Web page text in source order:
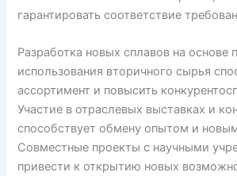
гарантировать соответствие
Разработка новых сплавов на основе
использования вторичного сырья
ассортимент и повысить
Участие в отраслевых выставках и
способствует обмену опытом и
Совместные проекты с научными
привести к открытию новых